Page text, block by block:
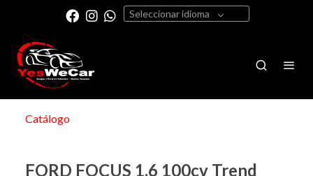
Seleccionar idioma
Catálogo
FORD FOCUS 1.6 100cv Trend